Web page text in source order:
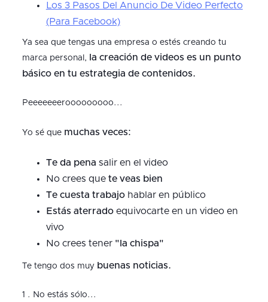
Los 3 Pasos Del Anuncio De Video Perfecto
(Para Facebook)
Ya sea que tengas una empresa o estés creando tu
marca personal,
la creación de videos es un punto
básico en tu estrategia de contenidos.
Peeeeeeerooooooooo...
Yo sé que muchas veces:
Te da pena salir en el video
No crees que te veas bien
Te cuesta trabajohablar en público
Estás aterradoequivocarte en un video en
vivo
No crees tener "la chispa"
Te tengo dos muy buenas noticias.
1 . No estás sólo...